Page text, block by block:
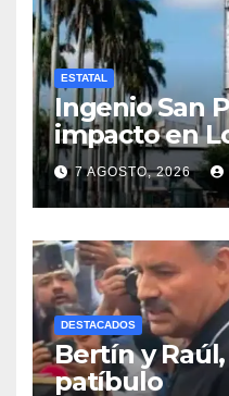
ESTATAL
Ingenio San
impacto en
7 AGOSTO, 2026
DESTACADOS
Bertín y
patíbulo